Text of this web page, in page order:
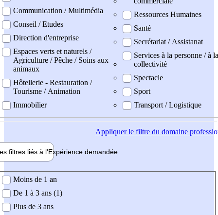
Communication / Multimédia
Conseil / Etudes
Direction d'entreprise
Espaces verts et naturels /
Agriculture / Pêche / Soins aux
animaux
Hôtellerie - Restauration /
Tourisme / Animation
Immobilier
Ressources Humaines
Santé
Secrétariat / Assistanat
Services à la personne / à la
collectivité
Spectacle
Sport
Transport / Logistique
Appliquerle filtre du domaine
filtres liés à l'Expérience demandée
demandée
Moins de 1 an
De 1 à 3 ans (1)
Plus de 3 ans